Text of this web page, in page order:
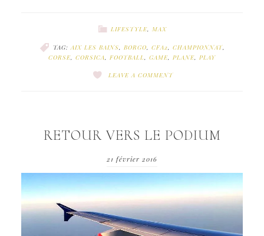
LIFESTYLE MAX
TAG: AIX LES BAINS BORGO CFA2 CHAMPIONNAT,
CORSE CORSICA FOOTBALL GAME PLANE PLAY
LEAVE A COMMENT
RETOUR VERS LE PODIUM
21 février 2016